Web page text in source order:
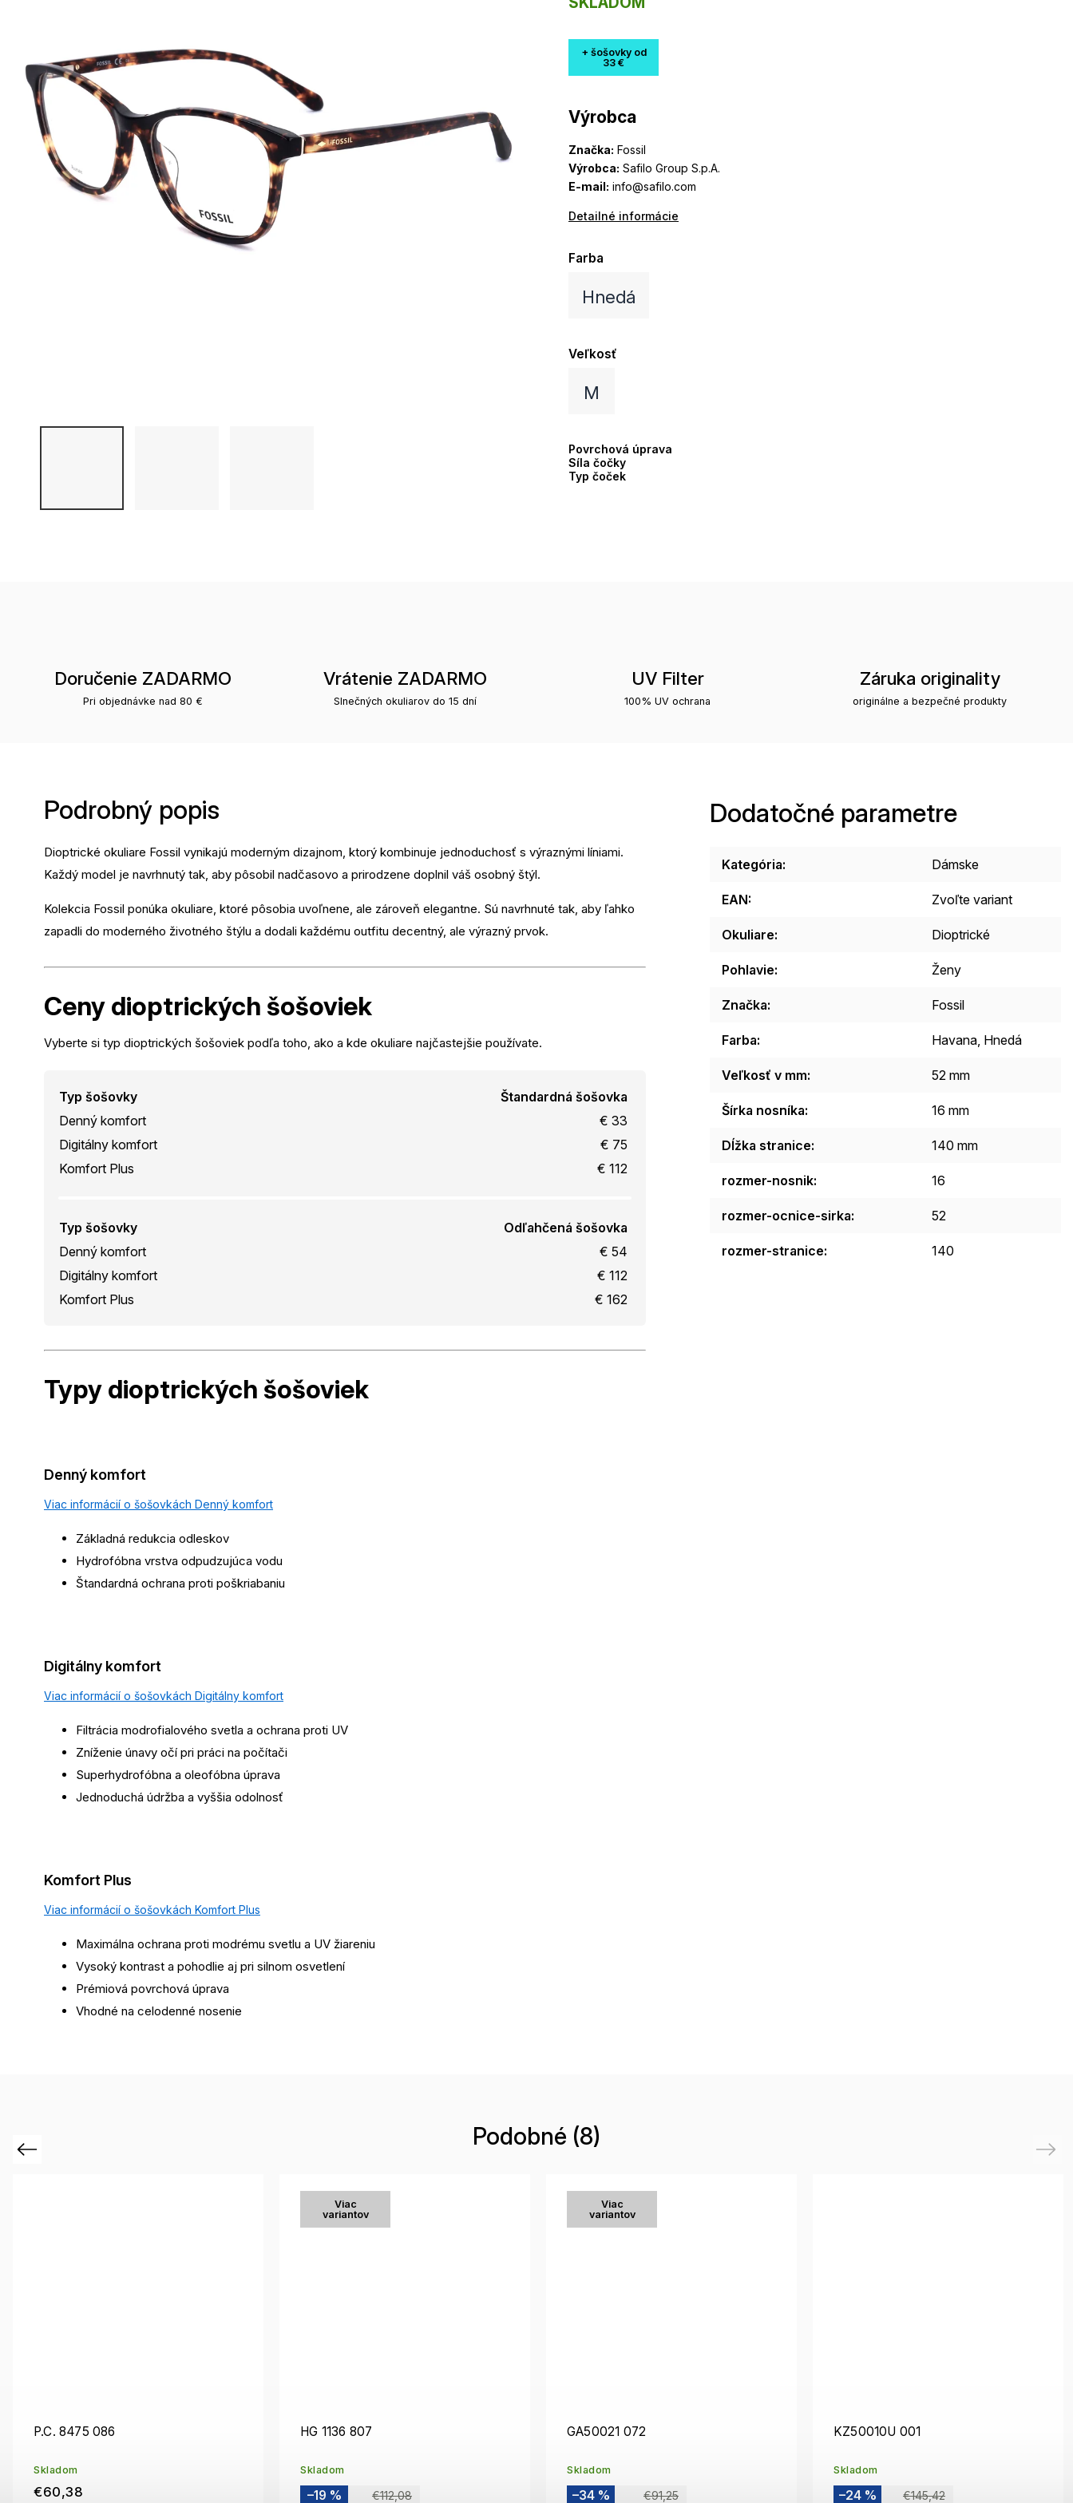
Výrobca
Značka: Fossil
Výrobca: Safilo Group S.p.A.
E-mail: info@safilo.com
Detailné informácie
+ šošovky od
33 €
Farba
Hnedá
Veľkosť
M
Povrchová úprava
Síla čočky
Typ čoček
Doručenie ZADARMO
Pri objednávke nad 80 €
Vrátenie ZADARMO
Slnečných okuliarov do 15 dní
UV Filter
100% UV ochrana
Záruka originality
originálne a bezpečné produkty
Podrobný popis
Dioptrické okuliare Fossil vynikajú moderným dizajnom, ktorý kombinuje jednoduchosť s výraznými líniami.
Každý model je navrhnutý tak, aby pôsobil nadčasovo a prirodzene doplnil váš osobný štýl.
Kolekcia Fossil ponúka okuliare, ktoré pôsobia uvoľnene, ale zároveň elegantne. Sú navrhnuté tak, aby ľahko
zapadli do moderného životného štýlu a dodali každému outfitu decentný, ale výrazný prvok.
Ceny dioptrických šošoviek
Vyberte si typ dioptrických šošoviek podľa toho, ako a kde okuliare najčastejšie používate.
Typ šošovky
Štandardná šošovka
Denný komfort
€ 33
Digitálny komfort
€ 75
Komfort Plus
€ 112
Typ šošovky
Odľahčená šošovka
Denný komfort
€ 54
Digitálny komfort
€ 112
Komfort Plus
€ 162
Typy dioptrických šošoviek
Denný komfort
Viac informácií o šošovkách Denný komfort
Základná redukcia odleskov
Hydrofóbna vrstva odpudzujúca vodu
Štandardná ochrana proti poškriabaniu
Digitálny komfort
Viac informácií o šošovkách Digitálny komfort
Filtrácia modrofialového svetla a ochrana proti UV
Zníženie únavy očí pri práci na počítači
Superhydrofóbna a oleofóbna úprava
Jednoduchá údržba a vyššia odolnosť
Komfort Plus
Viac informácií o šošovkách Komfort Plus
Maximálna ochrana proti modrému svetlu a UV žiareniu
Vysoký kontrast a pohodlie aj pri silnom osvetlení
Prémiová povrchová úprava
Vhodné na celodenné nosenie
Dodatočné parametre
Kategória: Dámske
EAN: Zvoľte variant
Okuliare: Dioptrické
Pohlavie: Ženy
Značka: Fossil
Farba: Havana, Hnedá
Veľkosť v mm: 52 mm
Šírka nosníka: 16 mm
Dĺžka stranice: 140 mm
rozmer-nosnik: 16
rozmer-ocnice-sirka: 52
rozmer-stranice: 140
Podobné (8)
Previous
P.C. 8475 086
Skladom
€60,38
Viac
variantov
HG 1136 807
Skladom
€112,08
–19 %
Viac
variantov
GA50021 072
Skladom
€91,25
–34 %
KZ50010U 001
Skladom
€145,42
–24 %
Next